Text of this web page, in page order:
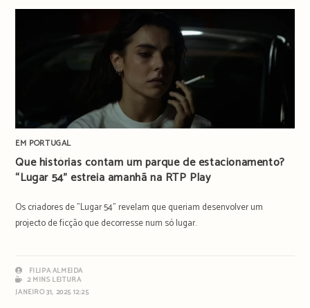
EM PORTUGAL
Que histórias contam um parque de estacionamento?
“Lugar 54” estreia amanhã na RTP Play
Os criadores de "Lugar 54" revelam que queriam desenvolver um
projecto de ficção que decorresse num só lugar.
FILIPA ALMEIDA
2 MINS LEITURA
JANEIRO 31, 2025 12:25